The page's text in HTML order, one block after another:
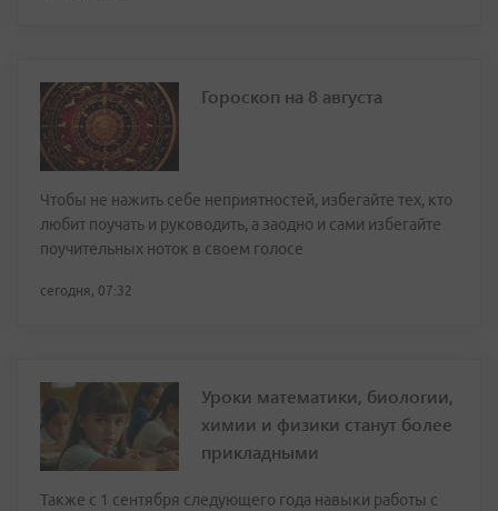
Гороскоп на 8 августа
Чтобы не нажить себе неприятностей, избегайте тех, кто
любит поучать и руководить, а заодно и сами избегайте
поучительных ноток в своем голосе
сегодня, 07:32
Уроки математики, биологии,
химии и физики станут более
прикладными
Также с 1 сентября следующего года навыки работы с